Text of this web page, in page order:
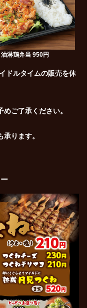
油淋鶏弁当 950円
ドルタイムの販売を休
ご了承ください。
ります。